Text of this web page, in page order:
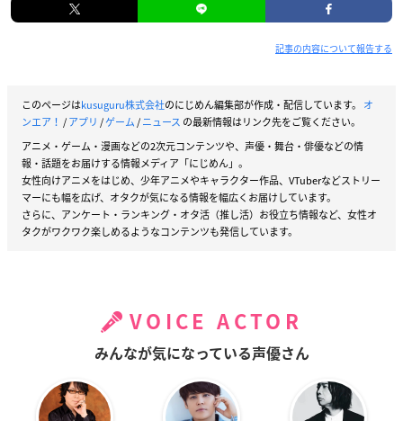
記事の内容について報告する
このページはkusuguru株式会社のにじめん編集部が作成・配信しています。 オ
ンエア！ /アプリ /ゲーム/ニュース の最新情報はリンク先をご覧ください。
アニメ・ゲーム・漫画などの2次元コンテンツや、声優・舞台・俳優などの情
報・話題をお届けする情報メディア「にじめん」。
女性向けアニメをはじめ、少年アニメやキャラクター作品、VTuberなどストリー
マーにも幅を広げ、オタクが気になる情報を幅広くお届けしています。
さらに、アンケート・ランキング・オタ活（推し活）お役立ち情報など、女性オ
タクがワクワク楽しめるようなコンテンツも発信しています。
VOICE ACTOR
みんなが気になっている声優さん